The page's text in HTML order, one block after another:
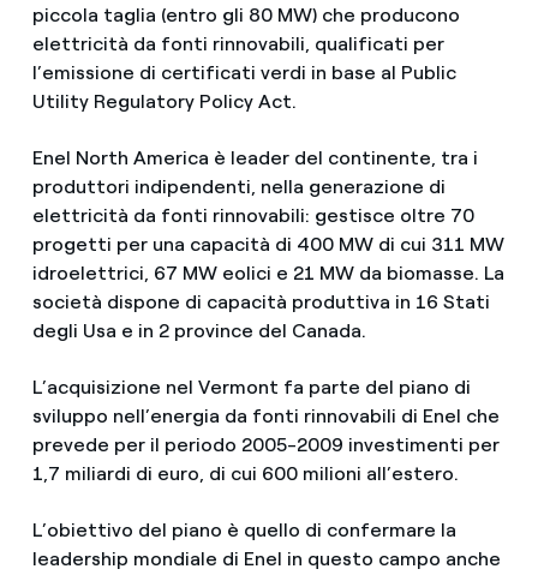
piccola taglia (entro gli 80 MW) che producono
elettricità da fonti rinnovabili, qualificati per
l’emissione di certificati verdi in base al Public
Utility Regulatory Policy Act.
Enel North America è leader del continente, tra i
produttori indipendenti, nella generazione di
elettricità da fonti rinnovabili: gestisce oltre 70
progetti per una capacità di 400 MW di cui 311 MW
idroelettrici, 67 MW eolici e 21 MW da biomasse. La
società dispone di capacità produttiva in 16 Stati
degli Usa e in 2 province del Canada.
L’acquisizione nel Vermont fa parte del piano di
sviluppo nell’energia da fonti rinnovabili di Enel che
prevede per il periodo 2005-2009 investimenti per
1,7 miliardi di euro, di cui 600 milioni all’estero.
L’obiettivo del piano è quello di confermare la
leadership mondiale di Enel in questo campo anche